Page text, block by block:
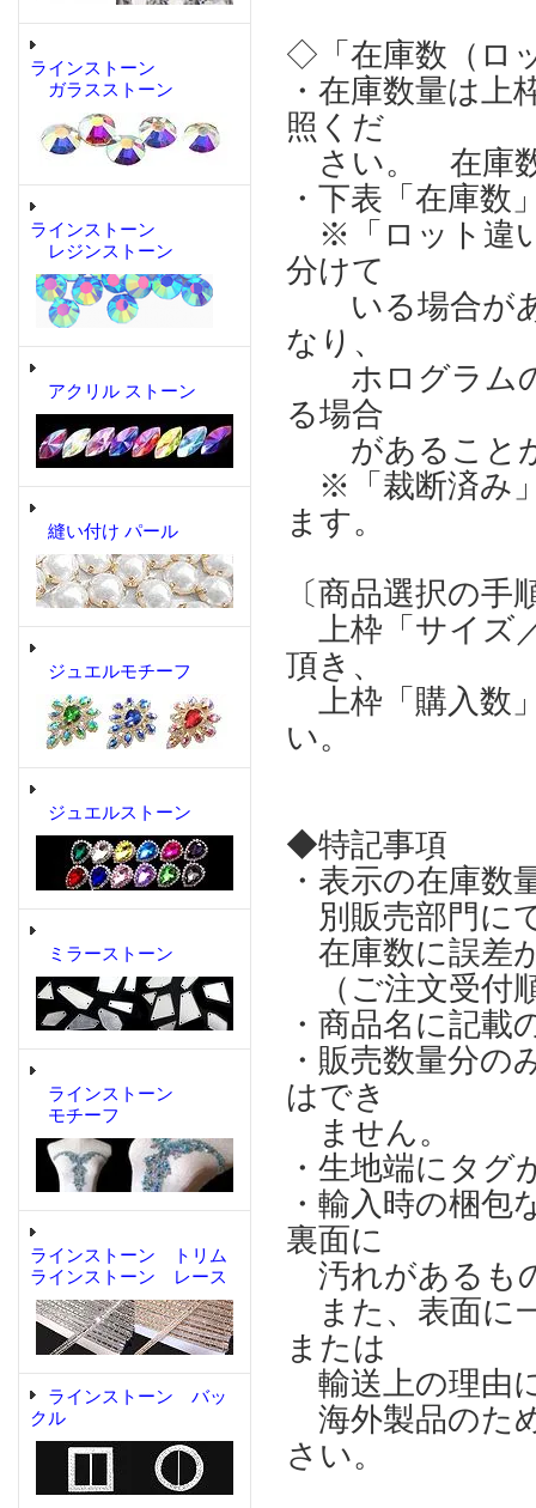
ラインストーン
ガラスストーン
ラインストーン
レジンストーン
アクリル ストーン
縫い付け パール
ジュエルモチーフ
ジュエルストーン
ミラーストーン
ラインストーン
モチーフ
ラインストーン トリム
ラインストーン レース
ラインストーン バッ
クル
◇「在庫数（ロ
・在庫数量は上
照くだ
さい。 在庫数
・下表「在庫
※「ロット違
分けて
いる場合があ
なり、
ホログラムの
る場合
があること
※「裁断済み
ます。
〔商品選択の手
上枠「サイズ
頂き、
上枠「購入数
い。
◆特記事項
・表示の在庫
別販売部門に
在庫数に誤差
（ご注文受付
・商品名に記
・販売数量分
はでき
ません。
・生地端にタ
・輸入時の梱
裏面に
汚れがあるも
また、表面に
または
輸送上の理由
海外製品のた
さい。